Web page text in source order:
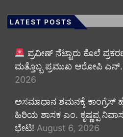
LATEST POSTS
ಪ್ರವೀಣ್ ನೆಟ್ಟಾರು ಕೊಲೆ
ಮತ್ತೊಬ್ಬ ಪ್ರಮುಖ ಆರೋಪಿ
2026
ಅಸಮಾಧಾನ ಶಮನಕ್ಕೆ ಕಾಂಗ್ರೆಸ್
ಹಿರಿಯ ಶಾಸಕ ಎಂ. ಕೃಷ್ಣಪ್ಪ
ಭೇಟಿ! August 6, 2026